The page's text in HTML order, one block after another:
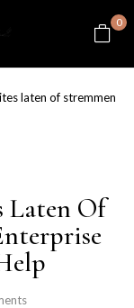
0
laten of stremmen
Laten Of